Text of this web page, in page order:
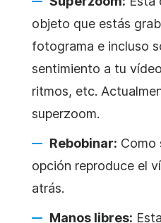
objeto que estás
fotograma e incluso
sentimiento a tu
ritmos, etc.
superzoom.
Rebobinar: Como
opción reproduce el
atrás.
Manos libres: